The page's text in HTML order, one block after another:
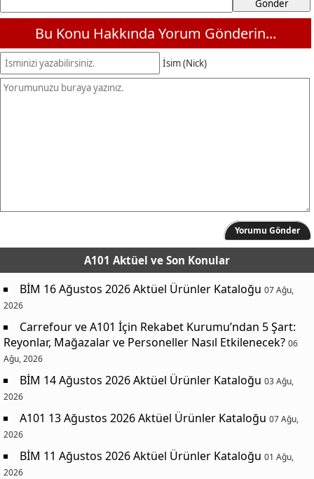
Bu Konu Hakkında Yorum Gönderin...
İsim (Nick)
Yorumu Gönder
A101 Aktüel ve Son Konular
BİM 16 Ağustos 2026 Aktüel Ürünler Kataloğu 07 Ağu,
2026
Carrefour ve A101 İçin Rekabet Kurumu’ndan 5 Şart:
Reyonlar, Mağazalar ve Personeller Nasıl Etkilenecek? 06
Ağu, 2026
BİM 14 Ağustos 2026 Aktüel Ürünler Kataloğu 03 Ağu,
2026
A101 13 Ağustos 2026 Aktüel Ürünler Kataloğu 07 Ağu,
2026
BİM 11 Ağustos 2026 Aktüel Ürünler Kataloğu 01 Ağu,
2026